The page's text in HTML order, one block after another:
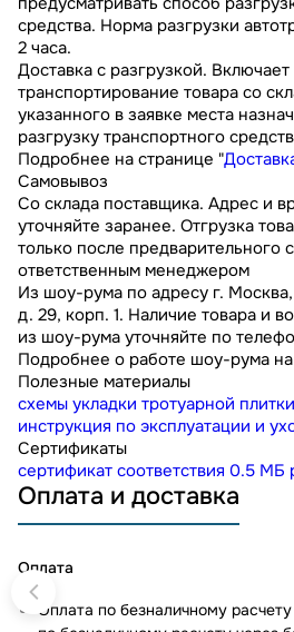
средства. Норма разгрузки
2 часа.
Доставка с разгрузкой. Включает
транспортирование товара со
указанного в заявке места
разгрузку транспортного
Подробнее на странице "
Самовывоз
Со склада поставщика. Адрес и
уточняйте заранее. Отгрузка
только после предварительного
ответственным менеджером
Из шоу-рума по адресу г.
д. 29, корп. 1. Наличие товара и
из шоу-рума уточняйте по
Подробнее о работе шоу-рума
Полезные материалы
схемы укладки тротуарной плитки
инструкция по эксплуатации и
Сертификаты
сертификат соответствия 0.5 МБ
Оплата и доставка
Оплата
Оплата по безналичному